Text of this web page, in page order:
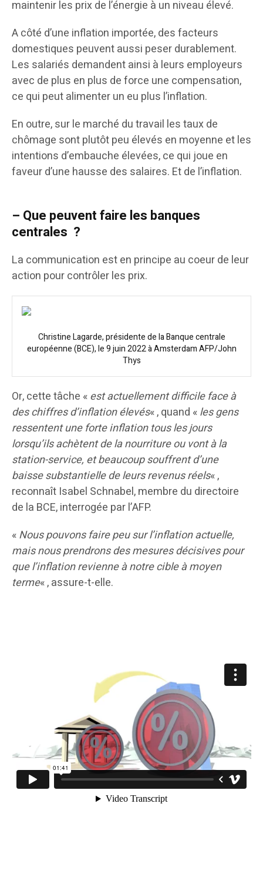
maintenir les prix de l’énergie à un niveau élevé.
A côté d’une inflation importée, des facteurs
domestiques peuvent aussi peser durablement.
Les salariés demandent ainsi à leurs employeurs
avec de plus en plus de force une compensation,
ce qui peut alimenter un eu plus l’inflation.
En outre, sur le marché du travail les taux de
chômage sont plutôt peu élevés en moyenne et les
intentions d’embauche élevées, ce qui joue en
faveur d’une hausse des salaires. Et de l’inflation.
– Que peuvent faire les banques
centrales ?
La communication est en principe au coeur de leur
action pour contrôler les prix.
Christine Lagarde, présidente de la Banque centrale
européenne (BCE), le 9 juin 2022 à Amsterdam AFP/John
Thys
Or, cette tâche «est actuellement difficile face à
des chiffres d’inflation élevés« , quand «les gens
ressentent une forte inflation tous les jours
lorsqu’ils achètent de la nourriture ou vont à la
station-service, et beaucoup souffrent d’une
baisse substantielle de leurs revenus réels« ,
reconnaît Isabel Schnabel, membre du directoire
de la BCE, interrogée par l’AFP.
«Nous pouvons faire peu sur l’inflation actuelle,
mais nous prendrons des mesures décisives pour
que l’inflation revienne à notre cible à moyen
terme« , assure-t-elle.